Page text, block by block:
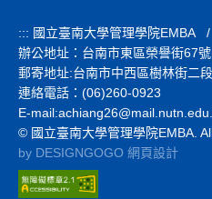
::: 國立臺南大學管理學院EMBA
/
辦公地址：台南市東區榮譽街67
郵寄地址:台南市中西區樹林街二
連絡電話：(06)260-0923
E-mail:
© 國立臺南大學管理學院EMBA.
by DESIGNGOGO 網頁設計